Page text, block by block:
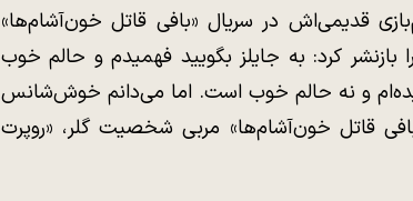
قدیمی‌اش در سریال «بافی قاتل خون‌آشام‌ها»
کرد: به جایلز بگویید فهمیدم و حالم خوب
و نه حالم خوب است. اما می‌دانم خوش‌شانس
قاتل خون‌آشام‌ها» مربی شخصیت گلر، «روپرت